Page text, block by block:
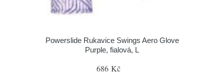
Powerslide Rukavice Swings Aero Glove
Purple, fialová, L
686 Kč